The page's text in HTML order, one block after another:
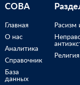
СОВА
Главная
О нас
Аналитика
Справочник
База
данных
Расизм